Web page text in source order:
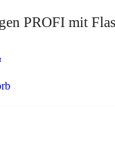
PROFI mit